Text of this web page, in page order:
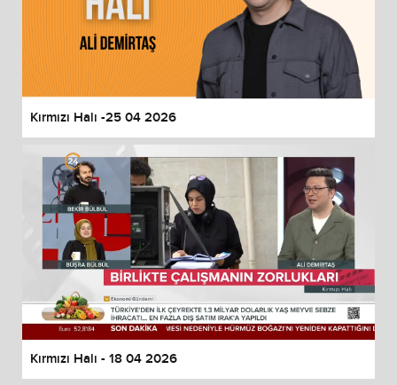
Kırmızı Halı -25 04 2026
Kırmızı Halı - 18 04 2026